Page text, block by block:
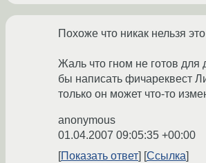
Похоже что никак нельзя
Жаль что гном не готов для
бы написать фичареквест
только он может что-то
anonymous
01.04.2007 09:05:35 +00:00
Показать ответ
Ссылка